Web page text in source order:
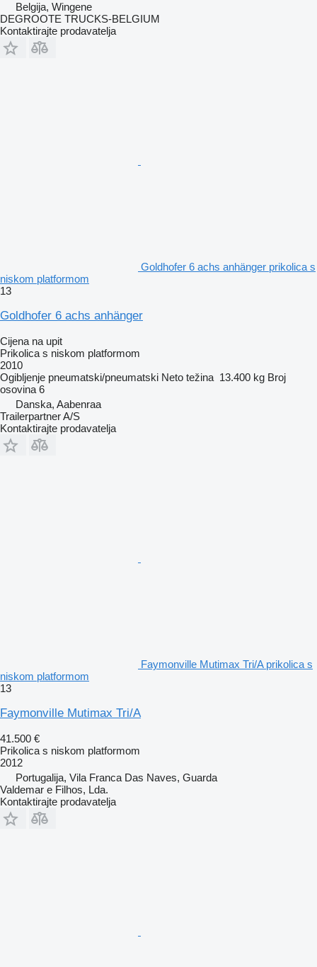
Belgija, Wingene
DEGROOTE TRUCKS-BELGIUM
Kontaktirajte prodavatelja
Goldhofer 6 achs anhänger prikolica s
niskom platformom
13
Goldhofer 6 achs anhänger
Cijena na upit
Prikolica s niskom platformom
2010
Ogibljenje pneumatski/pneumatski Neto težina 13.400 kg Broj
osovina 6
Danska, Aabenraa
Trailerpartner A/S
Kontaktirajte prodavatelja
Faymonville Mutimax Tri/A prikolica s
niskom platformom
13
Faymonville Mutimax Tri/A
41.500 €
Prikolica s niskom platformom
2012
Portugalija, Vila Franca Das Naves, Guarda
Valdemar e Filhos, Lda.
Kontaktirajte prodavatelja